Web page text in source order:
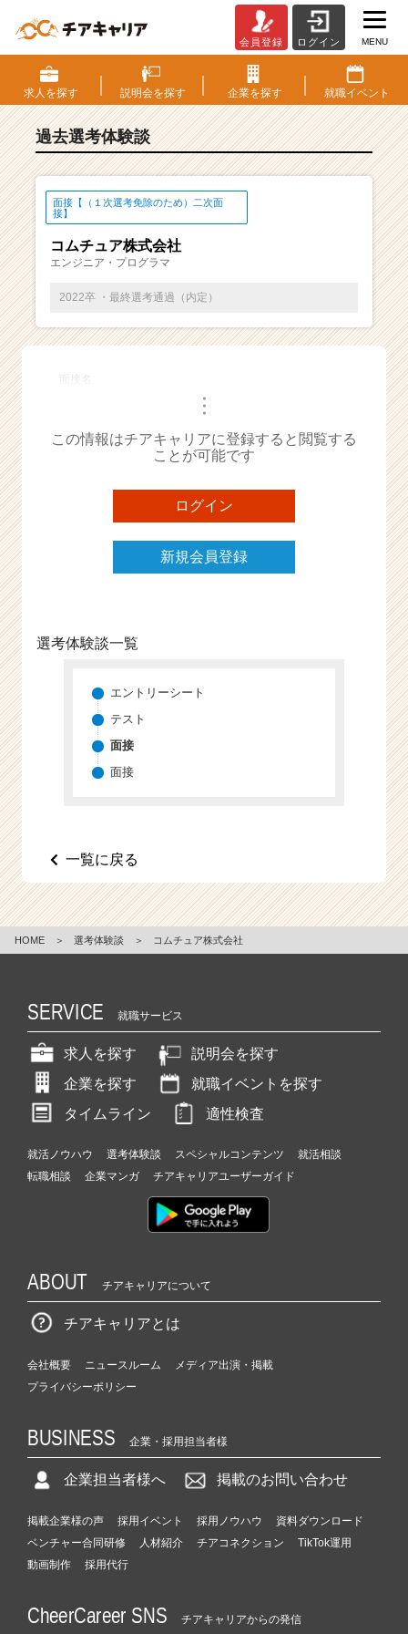
S・
選
考
験
覧
|
ベ
ン
ャ
ら
ス
ウ
く
ア
r
会員登録 ログイン MENU
求人を探す 説明会を探す 企業を探す 就職イベント
過去選考体験談
面接【（１次選考免除のため）二次面
接】
コムチュア株式会社
エンジニア・プログラマ
2022卒 ・最終選考通過（内定）
面接名
・・・
この情報はチアキャリアに登録すると閲覧する
ことが可能です
ログイン
新規会員登録
選考体験談一覧
エントリーシート
テスト
面接
面接
一覧に戻る
HOME ＞ 選考体験談 ＞ コムチュア株式会社
SERVICE 就職サービス
求人を探す
説明会を探す
企業を探す
就職イベントを探す
タイムライン
適性検査
就活ノウハウ 選考体験談 スペシャルコンテンツ
就活相談
転職相談
企業マンガ チアキャリアユーザーガイド
ABOUT チアキャリアについて
チアキャリアとは
会社概要 ニュースルーム
メディア出演・掲載
プライバシーポリシー
BUSINESS 企業・採用担当者様
企業担当者様へ 掲載のお問い合わせ
掲載企業様の声 採用イベント 採用ノウハウ
資料ダウンロード
ベンチャー合同研修
人材紹介 チアコネクション
TikTok運用
動画制作
採用代行
CheerCareer SNS チアキャリアからの発信